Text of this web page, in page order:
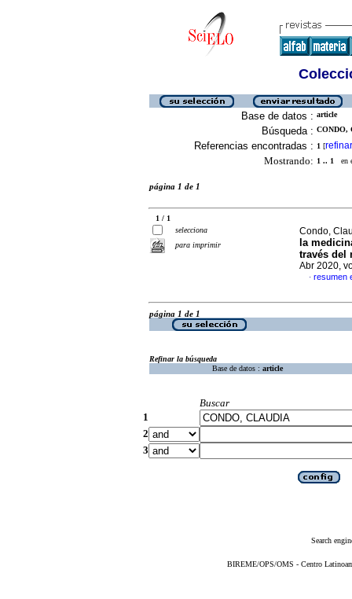
Base de datos : article
Búsqueda : CONDO,
Referencias encontradas : 1 [refinar
Mostrando: 1 .. 1 en
página 1 de 1
1 / 1
selecciona
para imprimir
Condo,
la
través del
Abr 2020,
· resumen
página 1 de 1
Refinar la búsqueda
Base de datos : article
Buscar
1
2
3
Search
BIREME/OPS/OMS - Centro